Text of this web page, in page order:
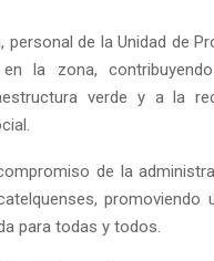
personal de la Unidad de
la zona,
verde y a la
de la
promoviendo
para todas y todos.